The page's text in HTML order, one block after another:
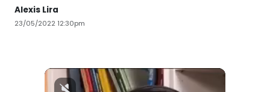
Alexis Lira
23/05/2022 12:30pm